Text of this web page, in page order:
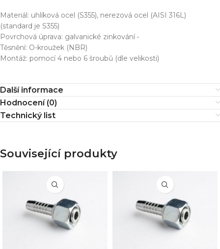
Materiál: uhlíková ocel (S355), nerezová ocel (AISI 316L)
(standard je S355)
Povrchová úprava: galvanické zinkování •
Těsnění: O-kroužek (NBR)
Montáž: pomocí 4 nebo 6 šroubů (dle velikosti)
Další informace
Hodnocení (0)
Technický list
Související produkty